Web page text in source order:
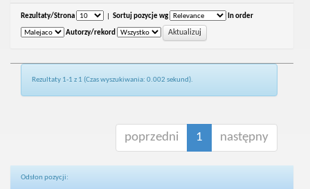
Rezultaty/Strona Sortuj pozycje wg In order
Autorzy/rekord
Rezultaty 1-1 z 1 (Czas wyszukiwania: 0.002 sekund).
poprzedni 1 następny
Odsłon pozycji: